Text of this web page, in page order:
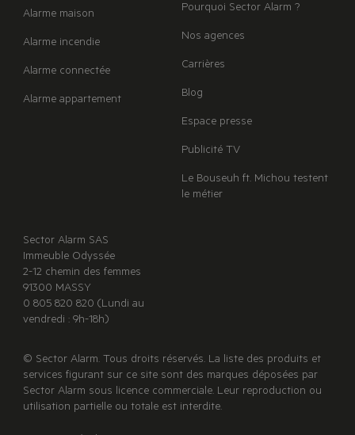
Alarme maison
Alarme incendie
Alarme connectée
Alarme appartement
Pourquoi Sector Alarm ?
Nos agences
Carrières
Blog
Espace presse
Publicité TV
Le Bouseuh ft. Michou testent
le métier
Sector Alarm SAS
Immeuble Odyssée
2-12 chemin des femmes
91300 MASSY
0 805 820 820 (Lundi au
vendredi : 9h-18h)
© Sector Alarm. Tous droits réservés. La liste des produits et
services figurant sur ce site sont des marques déposées par
Sector Alarm sous licence commerciale. Leur reproduction ou
utilisation partielle ou totale est interdite.